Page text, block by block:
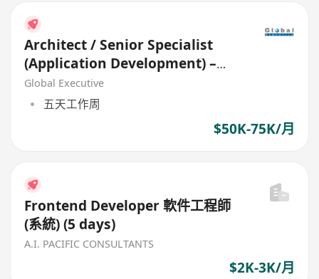
Architect / Senior Specialist
(Application Development) –
Web Application
Global Executive
五天工作周
$50K-75K/月
Frontend Developer 軟件工程師
(系統) (5 days)
A.I. PACIFIC CONSULTANTS
$2K-3K/月